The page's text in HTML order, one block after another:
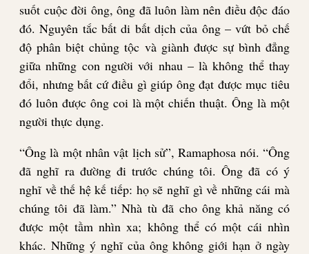
suốt cuộc đời ông, ông đã luôn làm nên điều độc đáo
đó. Nguyên tắc bất di bất dịch của ông – vứt bỏ chế
độ phân biệt chủng tộc và giành được sự bình đẳng
giữa những con người với nhau – là không thể thay
đổi, nhưng bất cứ điều gì giúp ông đạt được mục tiêu
đó luôn được ông coi là một chiến thuật. Ông là một
người thực dụng.
“Ông là một nhân vật lịch sử”, Ramaphosa nói. “Ông
đã nghĩ ra đường đi trước chúng tôi. Ông đã có ý
nghĩ về thế hệ kế tiếp: họ sẽ nghĩ gì về những cái mà
chúng tôi đã làm.” Nhà tù đã cho ông khả năng có
được một tầm nhìn xa; không thể có một cái nhìn
khác. Những ý nghĩ của ông không giới hạn ở ngày